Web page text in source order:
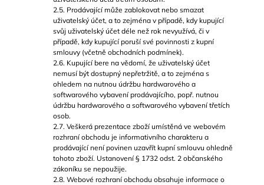
2.5. Prodávající může zablokovat nebo smazat
uživatelský účet, a to zejména v případě, kdy kupující
svůj uživatelský účet déle než rok nevyužívá, či v
případě, kdy kupující poruší své povinnosti z kupní
smlouvy (včetně obchodních podmínek).
2.6. Kupující bere na vědomí, že uživatelský účet
nemusí být dostupný nepřetržitě, a to zejména s
ohledem na nutnou údržbu hardwarového a
softwarového vybavení prodávajícího, popř. nutnou
údržbu hardwarového a softwarového vybavení třetích
osob.
2.7. Veškerá prezentace zboží umístěná ve webovém
rozhraní obchodu je informativního charakteru a
prodávající není povinen uzavřít kupní smlouvu ohledně
tohoto zboží. Ustanovení § 1732 odst. 2 občanského
zákoníku se nepoužije.
2.8. Webové rozhraní obchodu obsahuje informace o